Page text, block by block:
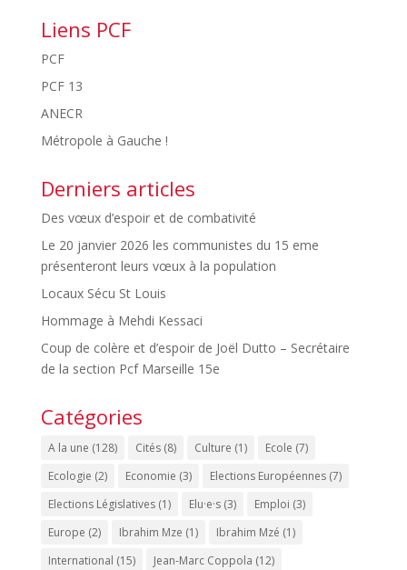
Liens PCF
PCF
PCF 13
ANECR
Métropole à Gauche !
Derniers articles
Des vœux d’espoir et de combativité
Le 20 janvier 2026 les communistes du 15 eme
présenteront leurs vœux à la population
Locaux Sécu St Louis
Hommage à Mehdi Kessaci
Coup de colère et d’espoir de Joël Dutto – Secrétaire
de la section Pcf Marseille 15e
Catégories
A la une (128) Cités(8) Culture (1) Ecole (7)
Ecologie (2) Economie (3) Elections Européennes(7)
Elections Législatives(1) Elu·e·s(3) Emploi (3)
Europe (2) Ibrahim Mze (1) Ibrahim Mzé (1)
International (15) Jean-Marc Coppola (12)